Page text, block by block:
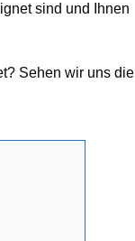
sind und Ihnen
Sehen wir uns die